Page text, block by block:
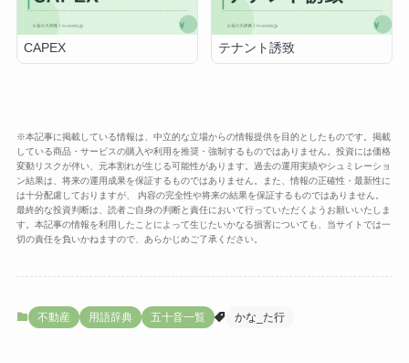
CAPEX テナント誘致
※本記事に掲載している情報は、中立的な立場からの情報提供を目的としたものです。掲載
している商品・サービスの購入や利用を推奨・強制するものではありません。投資には価格
変動リスクが伴い、元本割れが生じる可能性があります。過去の運用実績やシュミレーショ
ン結果は、将来の運用成果を保証するものではありません。また、情報の正確性・最新性に
は十分配慮しておりますが、 内容の完全性や将来の結果を保証するものではありません。
最終的な投資判断は、読者ご自身の判断と責任において行っていただくようお願いいたしま
す。本記事の情報を利用したことによって生じたいかなる損害についても、当サイトでは一
切の責任を負いかねますので、あらかじめご了承ください。
不動産 用語辞典 五十音一覧 かな_た行